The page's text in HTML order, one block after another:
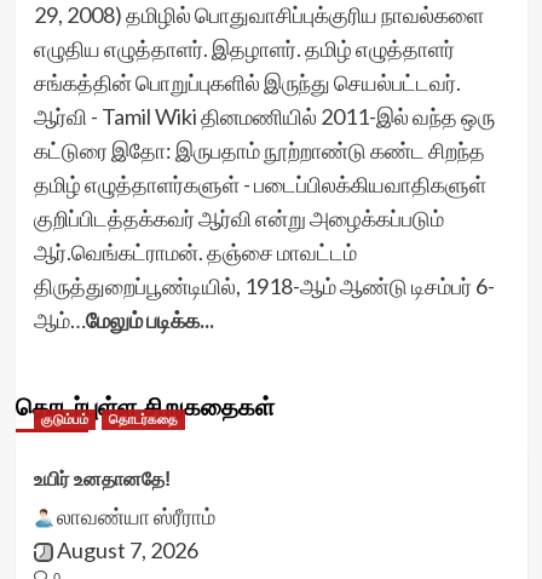
29, 2008) தமிழில் பொதுவாசிப்புக்குரிய நாவல்களை
எழுதிய எழுத்தாளர். இதழாளர். தமிழ் எழுத்தாளர்
சங்கத்தின் பொறுப்புகளில் இருந்து செயல்பட்டவர்.
ஆர்வி - Tamil Wiki தினமணியில் 2011-இல் வந்த ஒரு
கட்டுரை இதோ: இருபதாம் நூற்றாண்டு கண்ட சிறந்த
தமிழ் எழுத்தாளர்களுள் - படைப்பிலக்கியவாதிகளுள்
குறிப்பிடத்தக்கவர் ஆர்வி என்று அழைக்கப்படும்
ஆர்.வெங்கட்ராமன். தஞ்சை மாவட்டம்
திருத்துறைப்பூண்டியில், 1918-ஆம் ஆண்டு டிசம்பர் 6-
ஆம்…மேலும் படிக்க...
தொடர்புள்ள சிறுகதைகள்
குடும்பம் தொடர்கதை
உயிர் உனதானதே!
லாவண்யா ஸ்ரீராம்
August 7, 2026